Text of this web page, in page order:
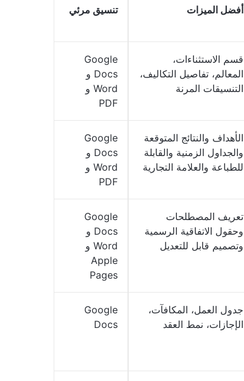
أفضل الميزات تنسيق مرئي
قسم الاستثناءات،
المعالم، تفاصيل التكاليف،
التنسيقات المرنة
Google
Docs و
Word و
PDF
الأهداف والنتائج المتوقعة
والجداول الزمنية والقابلة
للطباعة والعلامة التجارية
Google
Docs و
Word و
PDF
تعريف المصطلحات
وحقول الاتفاقية الرسمية
وتصميم قابل للتعديل
Google
Docs و
Word و
Apple
Pages
جدول العمل، المكافآت،
الإجازات، نمط العقد
Google
Docs